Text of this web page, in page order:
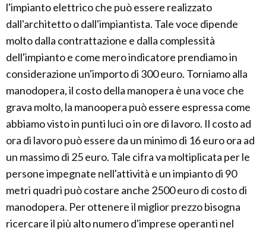
l'impianto elettrico che può essere realizzato
dall'architetto o dall'impiantista. Tale voce dipende
molto dalla contrattazione e dalla complessità
dell'impianto e come mero indicatore prendiamo in
considerazione un'importo di 300 euro. Torniamo alla
manodopera, il costo della manopera è una voce che
grava molto, la manoopera può essere espressa come
abbiamo visto in punti luci o in ore di lavoro. Il costo ad
ora di lavoro può essere da un minimo di 16 euro ora ad
un massimo di 25 euro. Tale cifra va moltiplicata per le
persone impegnate nell'attività e un impianto di 90
metri quadri può costare anche 2500 euro di costo di
manodopera. Per ottenere il miglior prezzo bisogna
ricercare il più alto numero d'imprese operanti nel